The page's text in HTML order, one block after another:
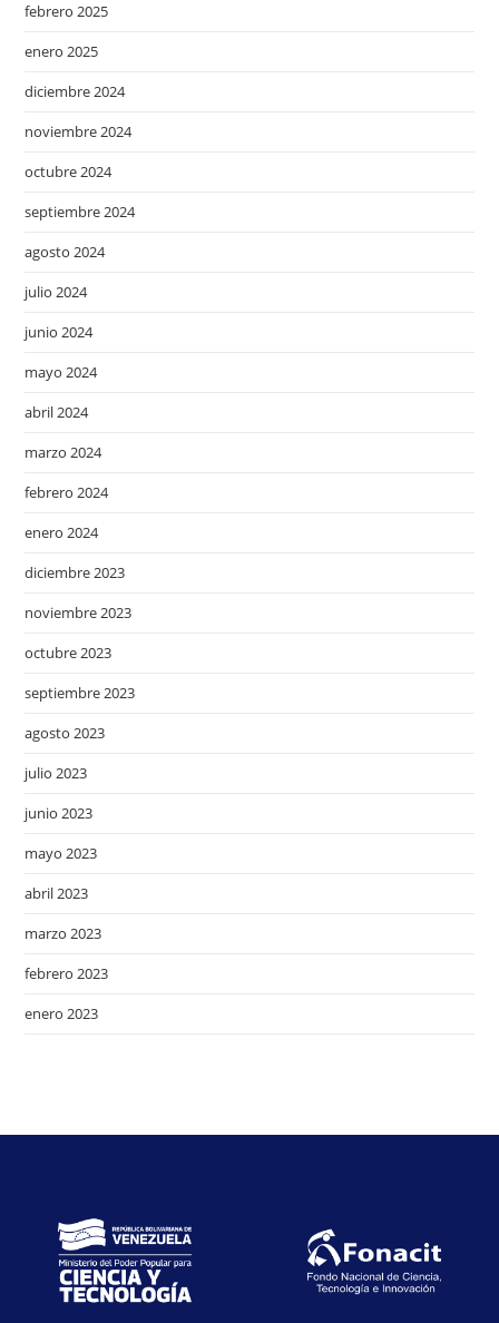
febrero 2025
enero 2025
diciembre 2024
noviembre 2024
octubre 2024
septiembre 2024
agosto 2024
julio 2024
junio 2024
mayo 2024
abril 2024
marzo 2024
febrero 2024
enero 2024
diciembre 2023
noviembre 2023
octubre 2023
septiembre 2023
agosto 2023
julio 2023
junio 2023
mayo 2023
abril 2023
marzo 2023
febrero 2023
enero 2023